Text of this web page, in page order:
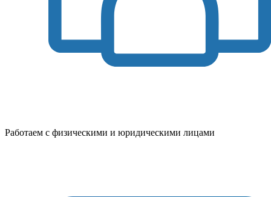
Работаем с физическими и юридическими лицами